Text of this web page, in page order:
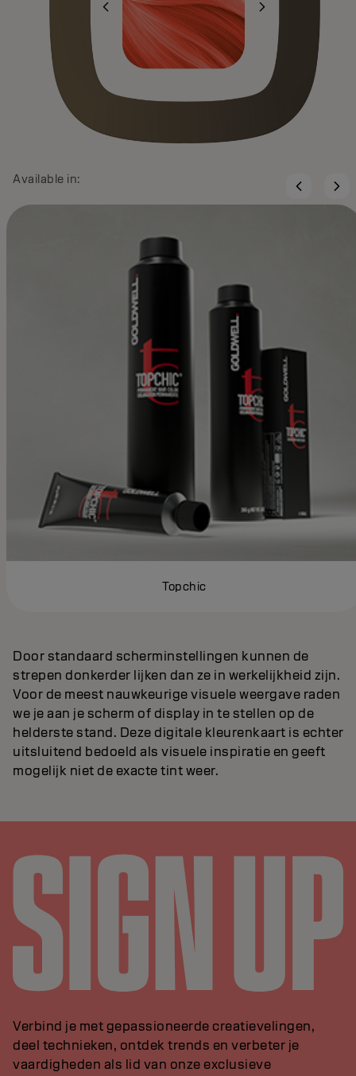
Available in:
Topchic
Door standaard scherminstellingen kunnen de
strepen donkerder lijken dan ze in werkelijkheid zijn.
Voor de meest nauwkeurige visuele weergave raden
we je aan je scherm of display in te stellen op de
helderste stand. Deze digitale kleurenkaart is echter
uitsluitend bedoeld als visuele inspiratie en geeft
mogelijk niet de exacte tint weer.
Verbind je met gepassioneerde creatievelingen,
deel technieken, ontdek trends en verbeter je
vaardigheden als lid van onze exclusieve